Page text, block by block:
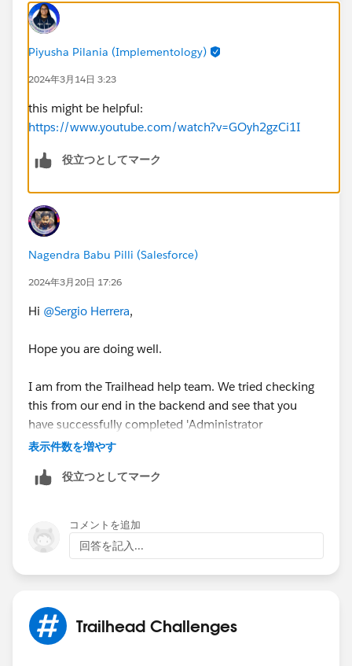
Piyusha Pilania (Implementology)
2024年3月14日 3:23
this might be helpful:
https://www.youtube.com/watch?v=GOyh2gzCi1I
役立つとしてマーク
Nagendra Babu Pilli (Salesforce)
2024年3月20日 17:26
Hi @Sergio Herrera,
Hope you are doing well.
I am from the Trailhead help team. We tried checking
this from our end in the backend and see that you
have successfully completed 'Administrator
Certification Maintenance (Spring '23)' Trailhead.
Thank you!
Trailblazer Help
表示件数を増やす
役立つとしてマーク
コメントを追加
回答を記入...
Trailhead Challenges